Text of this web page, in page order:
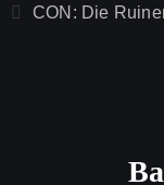
CON: Die